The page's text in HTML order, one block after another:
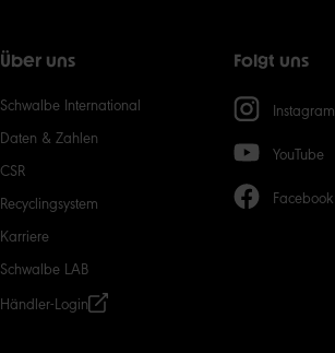
Über uns
Schwalbe International
Daten & Zahlen
CSR
Recyclingsystem
Karriere
Schwalbe LAB
Händler-Login
Folgt uns
Instagram
YouTube
Facebook